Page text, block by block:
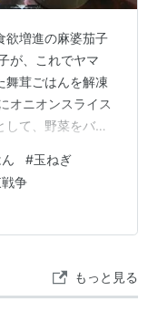
兵力をかき集めて
レスティナ分割決
周辺諸国との休戦
の国有化を宣言。
ギリスはこれに反
欲増進の麻婆茄子
が、これでヤマ
舞茸ごはんを解凍
オニオンスライス
て、野菜をバリ
たが、そちらは
真だ。今回の麻婆
人参の量だけを
ねぎを使ってみ
鮮玉ねぎだ。…
#玉ねぎ
争
もっと見る